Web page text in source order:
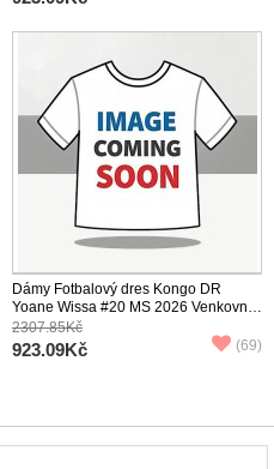
Dámy Fotbalový dres Kongo DR
Yoane Wissa #20 MS 2026 Venkovní
Krátký Rukáv
2307.85Kč
923.09Kč (69)